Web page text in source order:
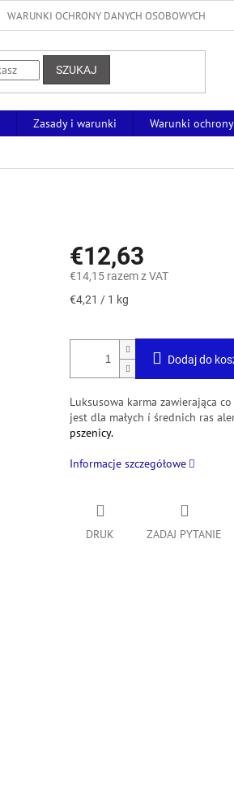
WARUNKI OCHRONY DANYCH OSOBOWYCH
SZUKAJ
Zasady i warunki Warunki
€12,63
€14,15 razem z VAT
Cena
€4,21 / 1 kg
Dodaj do
Luksusowa karma zawierająca
jest dla małych í średnich ras
pszenicy.
Informacje szczegółowe
DRUK ZADAJ PYTANIE